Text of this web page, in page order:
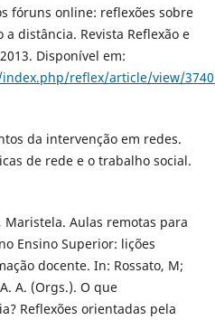
fóruns online: reflexões sobre
distância. Revista Reflexão e
Disponível em:
reflex/article/view/
da intervenção em redes.
de rede e o trabalho social.
Maristela. Aulas remotas para
Ensino Superior: lições
docente. In: Rossato, M;
A. (Orgs.). O que
Reflexões orientadas pela